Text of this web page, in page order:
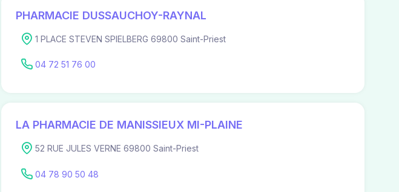
PHARMACIE DUSSAUCHOY-RAYNAL
1 PLACE STEVEN SPIELBERG 69800 Saint-Priest
04 72 51 76 00
LA PHARMACIE DE MANISSIEUX MI-PLAINE
52 RUE JULES VERNE 69800 Saint-Priest
04 78 90 50 48